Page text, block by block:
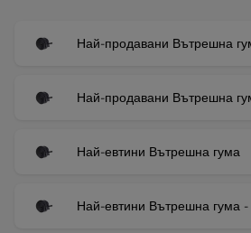
Най-продавани Вътрешна
Най-продавани Вътрешна
Най-евтини Вътрешна гума
Най-евтини Вътрешна гума